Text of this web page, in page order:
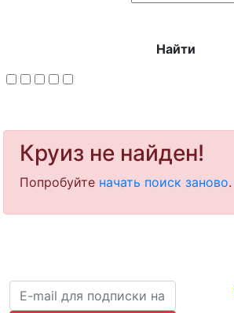
Найти
Круиз не найден!
Попробуйте начать поиск заново.